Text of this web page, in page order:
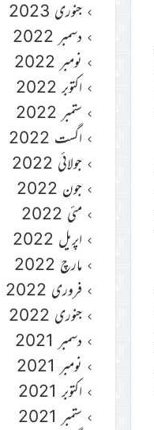
جنوری 2023
دسمبر 2022
نومبر 2022
اکتوبر 2022
ستمبر 2022
اگست 2022
جولائی 2022
جون 2022
مئی 2022
اپریل 2022
مارچ 2022
فروری 2022
جنوری 2022
دسمبر 2021
نومبر 2021
اکتوبر 2021
ستمبر 2021